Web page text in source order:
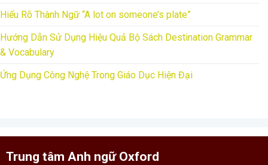
Hiểu Rõ Thành Ngữ “A lot on someone’s plate”
Hướng Dẫn Sử Dụng Hiệu Quả Bộ Sách Destination Grammar
& Vocabulary
Ứng Dụng Công Nghệ Trong Giáo Dục Hiện Đại
Trung tâm Anh ngữ Oxford